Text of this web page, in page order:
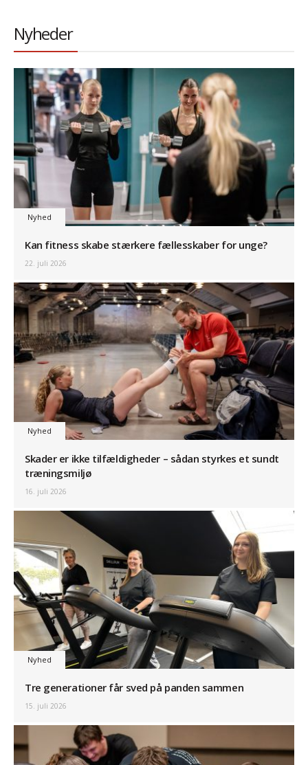
Nyheder
Nyhed
Kan fitness skabe stærkere fællesskaber for unge?
22. juli 2026
Nyhed
Skader er ikke tilfældigheder – sådan styrkes et sundt
træningsmiljø
16. juli 2026
Nyhed
Tre generationer får sved på panden sammen
15. juli 2026